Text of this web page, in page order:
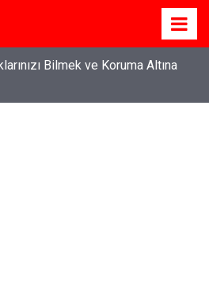
Bilmek ve Koruma Altına